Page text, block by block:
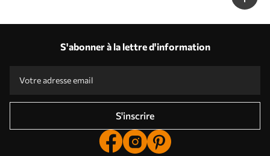
S'abonner à la lettre d'information
S'inscrire